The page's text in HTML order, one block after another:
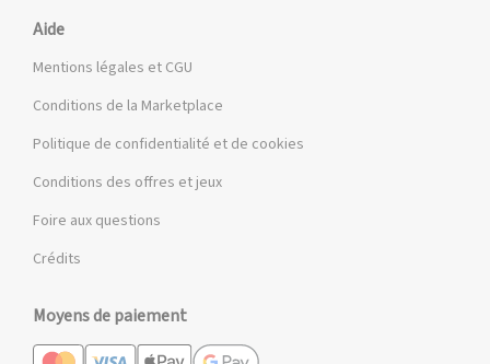
Aide
Mentions légales et CGU
Conditions de la Marketplace
Politique de confidentialité et de cookies
Conditions des offres et jeux
Foire aux questions
Crédits
Moyens de paiement